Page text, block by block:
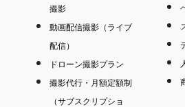
撮影
動画配信撮影（ライブ
配信）
ドローン撮影プラン
撮影代行・月額定額制
（サブスクリプショ